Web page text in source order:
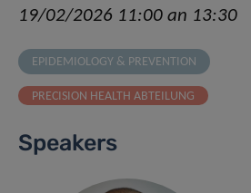
19/02/2026 11:00 an 13:30
EPIDEMIOLOGY & PREVENTION
PRECISION HEALTH ABTEILUNG
Speakers